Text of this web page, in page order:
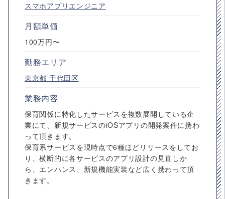
スマホアプリエンジニア
月額単価
100万円〜
勤務エリア
東京都 千代田区
業務内容
保育関係に特化したサービスを複数展開している企
業にて、新規サービスのiOSアプリの開発案件に携わ
って頂きます。
保育系サービスを現時点で6種ほどリリースをしてお
り、横断的に各サービスのアプリ設計の見直しか
ら、エンハンス、新規機能実装など広く携わって頂
きます。